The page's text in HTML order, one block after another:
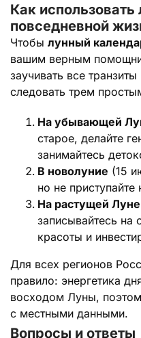
Как
повседневной
Чтобы лунный
вашим верным
заучивать все
следовать трем
На убывающей
старое, делайте
занимайтесь
В новолуние (15
но не приступайте
На растущей Луне
записывайтесь на
красоты и
Для всех регионов
правило: энергетика
восходом Луны,
с местными данными.
Вопросы и ответы